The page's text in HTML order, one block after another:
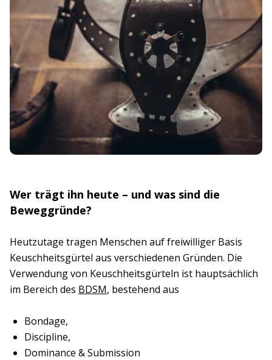
Wer trägt ihn heute – und was sind die
Beweggründe?
Heutzutage tragen Menschen auf freiwilliger Basis
Keuschheitsgürtel aus verschiedenen Gründen. Die
Verwendung von Keuschheitsgürteln ist hauptsächlich
im Bereich des BDSM, bestehend aus
Bondage,
Discipline,
Dominance & Submission